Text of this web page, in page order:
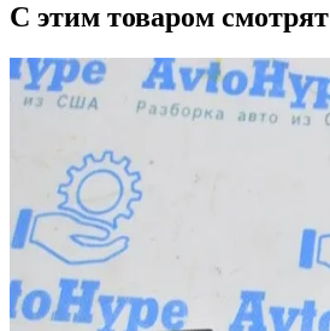
С этим товаром смотрят